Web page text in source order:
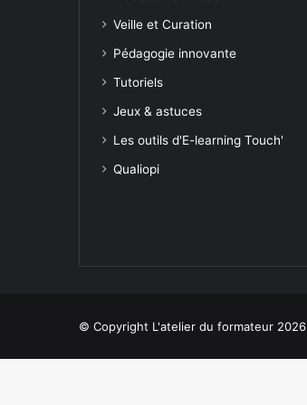
Veille et Curation
Pédagogie innovante
Tutoriels
Jeux & astuces
Les outils d'E-learning Touch'
Qualiopi
© Copyright L'atelier du formateur 2026